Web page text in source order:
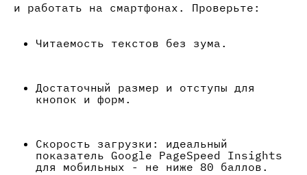
и работать на смартфонах. Проверьте:
Читаемость текстов без зума.
Достаточный размер и отступы для
кнопок и форм.
Скорость загрузки: идеальный
показатель Google PageSpeed Insights
для мобильных - не ниже 80 баллов.